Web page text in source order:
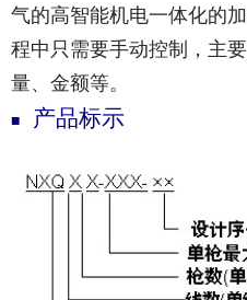
气的高智能机电一体化的
程中只需要手动控制，主
量、金额等。
■ 产品标示